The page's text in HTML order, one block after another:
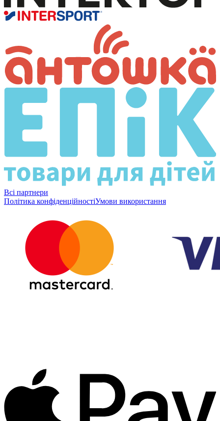
Всі партнери
Політика конфіденційностіУмови використання